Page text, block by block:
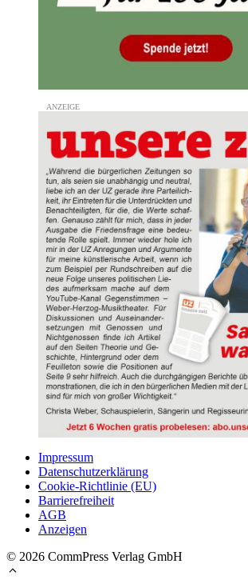
Impressum
Datenschutzerklärung
Cookie-Richtlinie (EU)
Barrierefreiheit
AGB
Anzeigen
© 2026 CommPress Verlag GmbH